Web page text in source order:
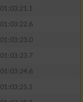
01:03:21.1
01:03:22.6
01:03:23.0
01:03:23.7
01:03:24.6
01:03:25.1